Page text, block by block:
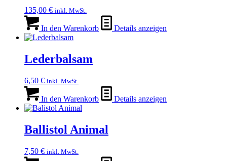
135,00 € inkl. MwSt.
In den Warenkorb Details anzeigen
Lederbalsam
6,50 € inkl. MwSt.
In den Warenkorb Details anzeigen
Ballistol Animal
7,50 € inkl. MwSt.